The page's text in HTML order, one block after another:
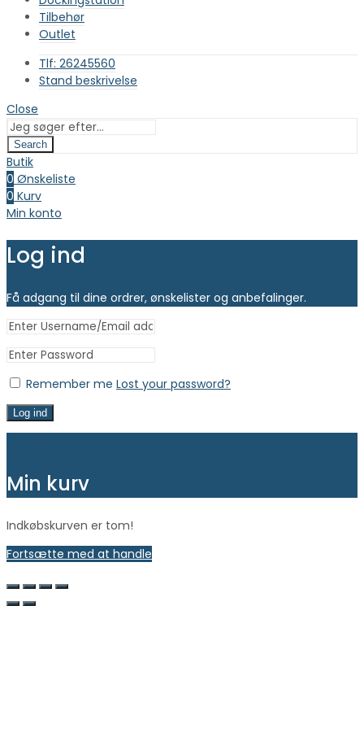
Tilbehør
Outlet
Tlf: 26245560
Stand beskrivelse
Close
Search
Butik
0 Ønskeliste
0 Kurv
Min konto
Log ind
Få adgang til dine ordrer, ønskelister og anbefalinger.
Remember me Lost your password?
Log ind
Min kurv
Indkøbskurven er tom!
Fortsætte med at handle